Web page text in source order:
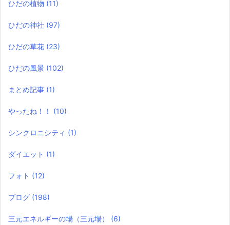
ひだの植物 (11)
ひだの神社 (97)
ひだの草花 (23)
ひだの風景 (102)
まとめ記事 (1)
やったね！！ (10)
シンクロニシティ (1)
ダイエット (1)
フォト (12)
ブログ (198)
三元エネルギーの場（三元場） (6)